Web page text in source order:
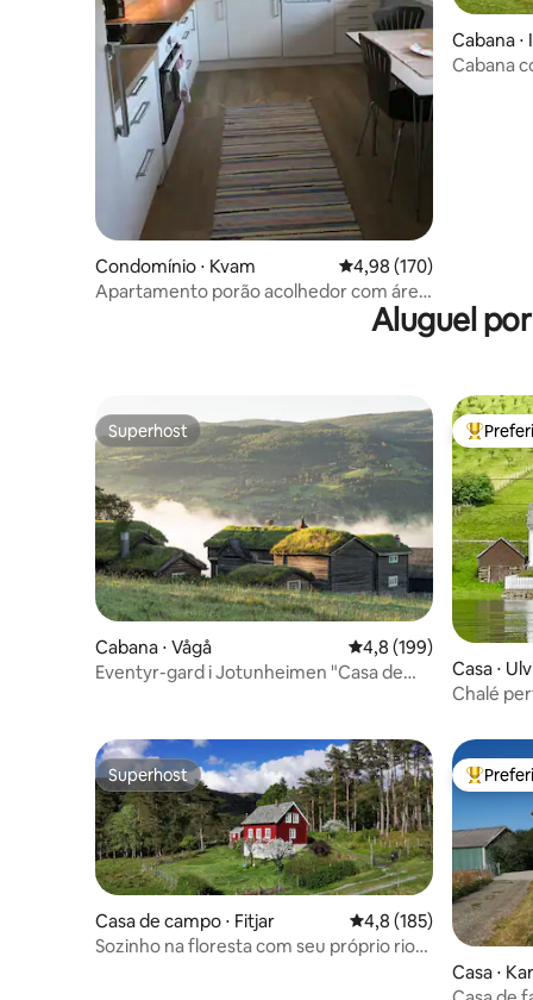
Condomínio ⋅ Kvam 4,98 de uma avaliação
4,98 (170)
Apartamento porão acolhedor com área
Cabana
Cabana
Aluguel
Superhost
Superhost
Cabana ⋅ Vågå 4,8 de uma avaliação
4,8 (199)
Eventyr-gard i Jotunheimen "Casa de
Entre
Casa ⋅
Chalé
Superhost
Superhost
Casa de campo ⋅ Fitjar 4,8 de uma avaliação
4,8 (185)
Sozinho na floresta com seu próprio rio
Entre
Casa ⋅